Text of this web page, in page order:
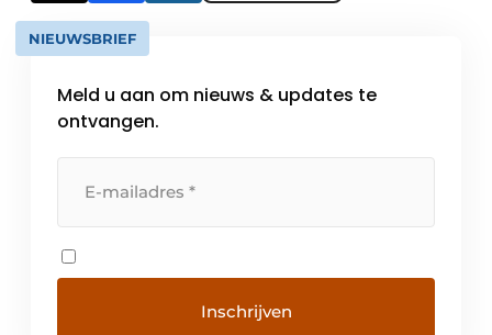
NIEUWSBRIEF
Meld u aan om nieuws & updates te
ontvangen.